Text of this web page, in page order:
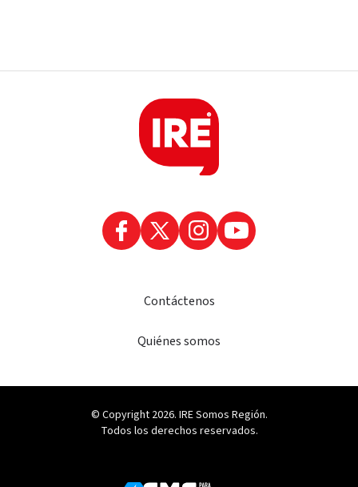
Contáctenos
Quiénes somos
© Copyright 2026. IRE Somos Región.
Todos los derechos reservados.